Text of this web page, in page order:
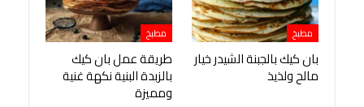
مطبخ
بان كيك بالجبنة الشيدر خيار
مالح ولذيذ
مطبخ
طريقة عمل بان كيك
بالزبدة البنية نكهة غنية
ومميزة